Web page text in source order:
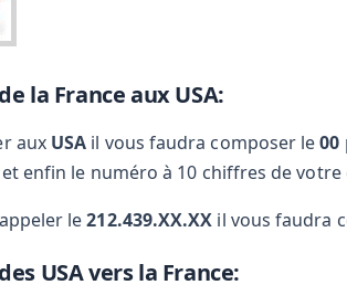
la France aux USA:
aux USA il vous faudra composer le00
et enfin le numéro à 10 chiffres de
le212.439.XX.XX il vous faudra
USA vers la France: